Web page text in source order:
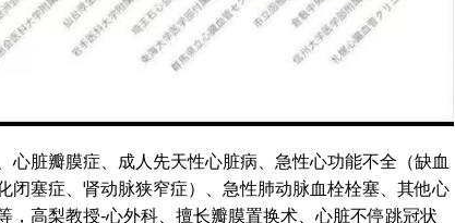
脏瓣膜症、成人先天性心脏病、急性心功能不全（缺血
闭塞症、肾动脉狭窄症）、急性肺动脉血栓栓塞、其他心
，高梨教授-心外科、擅长瓣膜置换术、心脏不停跳冠状